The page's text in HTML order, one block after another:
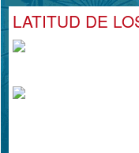
LATITUD DE